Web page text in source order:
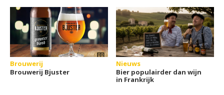
Brouwerij
Brouwerij Bjuster
Nieuws
Bier populairder dan wijn
in Frankrijk